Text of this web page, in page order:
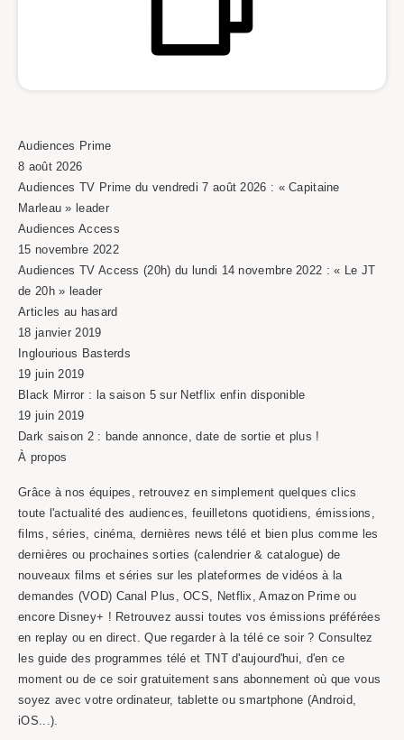
Audiences Prime
8 août 2026
Audiences TV Prime du vendredi 7 août 2026 : « Capitaine
Marleau » leader
Audiences Access
15 novembre 2022
Audiences TV Access (20h) du lundi 14 novembre 2022 : « Le JT
de 20h » leader
Articles au hasard
18 janvier 2019
Inglourious Basterds
19 juin 2019
Black Mirror : la saison 5 sur Netflix enfin disponible
19 juin 2019
Dark saison 2 : bande annonce, date de sortie et plus !
À propos
Grâce à nos équipes, retrouvez en simplement quelques clics
toute l'actualité des audiences, feuilletons quotidiens, émissions,
films, séries, cinéma, dernières news télé et bien plus comme les
dernières ou prochaines sorties (calendrier & catalogue) de
nouveaux films et séries sur les plateformes de vidéos à la
demandes (VOD) Canal Plus, OCS, Netflix, Amazon Prime ou
encore Disney+ ! Retrouvez aussi toutes vos émissions préférées
en replay ou en direct. Que regarder à la télé ce soir ? Consultez
les guide des programmes télé et TNT d'aujourd'hui, d'en ce
moment ou de ce soir gratuitement sans abonnement où que vous
soyez avec votre ordinateur, tablette ou smartphone (Android,
iOS...).